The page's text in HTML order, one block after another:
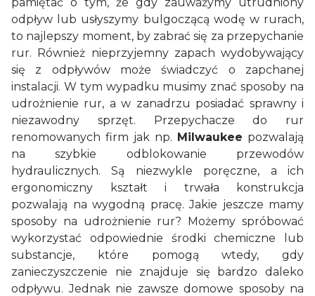
odpływ lub usłyszymy bulgoczącą wodę w rurach,
to najlepszy moment, by zabrać się za przepychanie
rur. Również nieprzyjemny zapach wydobywający
się z odpływów może świadczyć o zapchanej
instalacji. W tym wypadku musimy znać sposoby na
udrożnienie rur, a w zanadrzu posiadać sprawny i
niezawodny sprzęt. Przepychacze do rur
renomowanych firm jak np. Milwaukee pozwalają
na szybkie odblokowanie przewodów
hydraulicznych. Są niezwykle poręczne, a ich
ergonomiczny kształt i trwała konstrukcja
pozwalają na wygodną pracę. Jakie jeszcze mamy
sposoby na udrożnienie rur? Możemy spróbować
wykorzystać odpowiednie środki chemiczne lub
substancje, które pomogą wtedy, gdy
zanieczyszczenie nie znajduje się bardzo daleko
odpływu. Jednak nie zawsze domowe sposoby na